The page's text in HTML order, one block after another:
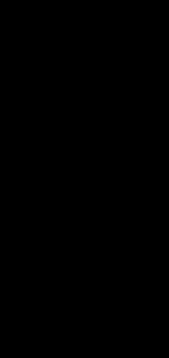
связались,
пришло